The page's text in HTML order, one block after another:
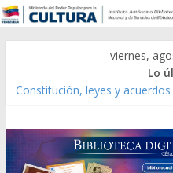
viernes,
Lo
Constitución, leyes y
Modesta Bor Sánchez
Gaceta Oficial de la República